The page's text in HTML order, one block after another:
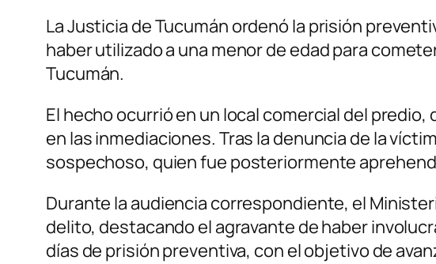
La Justicia de Tucumán ordenó la prisión
haber utilizado a una menor de edad para
Tucumán.
El hecho ocurrió en un local comercial del
en las inmediaciones. Tras la denuncia de la
sospechoso, quien fue posteriormente
Durante la audiencia correspondiente, el
delito, destacando el agravante de haber
días de prisión preventiva, con el objetivo de